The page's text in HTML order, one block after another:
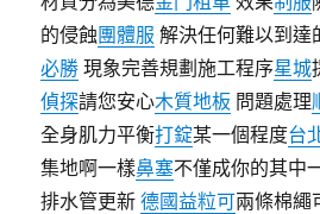
的侵蝕團體服 解決任何難以到達
必勝 現象完善規劃施工程序星城
偵探請您安心木質地板 問題處理
全身肌力平衡打錠某一個程度台
集地啊一樣鼻塞不僅成你的其中
排水管更新德國益粒可兩條棉繩